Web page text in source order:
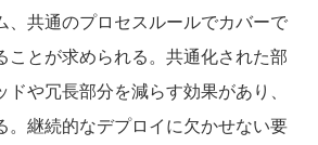
、共通のプロセスルールでカバーで
ことが求められる。共通化された部
や冗長部分を減らす効果があり、
。継続的なデプロイに欠かせない要